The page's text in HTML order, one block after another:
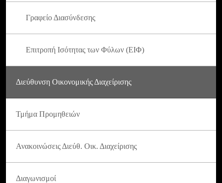
Γραφείο Διασύνδεσης
Επιτροπή Ισότητας των Φύλων (ΕΙΦ)
Διεύθυνση Οικονομικής Διαχείρισης
Τμήμα Προμηθειών
Ανακοινώσεις Διεύθ. Οικ. Διαχείρισης
Διαγωνισμοί